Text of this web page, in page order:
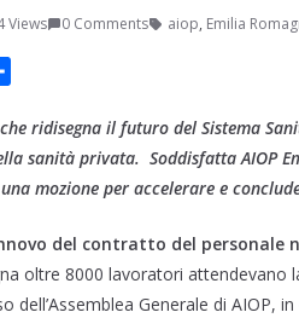
Views 0 Comments aiop, Emilia
n
d
i
i
d
i
ridisegna il futuro del Sistema
sanità privata. Soddisfatta AIOP
mozione per accelerare e
del contratto del personale
oltre 8000 lavoratori attendevano
dell’Assemblea Generale di AIOP,